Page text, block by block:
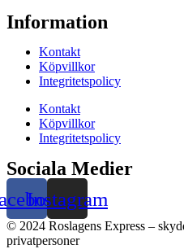
Information
Kontakt
Köpvillkor
Integritetspolicy
Kontakt
Köpvillkor
Integritetspolicy
Sociala Medier
Instagram
© 2024 Roslagens Express –
privatpersoner